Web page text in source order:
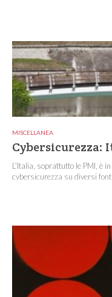
MISCELLANEA
Cybersicurezza:
L’Italia, soprattutto le PMI, è
cybersicurezza su diversi fonti